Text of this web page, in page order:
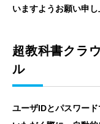
いますようお願い申し
超教科書クラ
ル
ユーザIDとパスワー